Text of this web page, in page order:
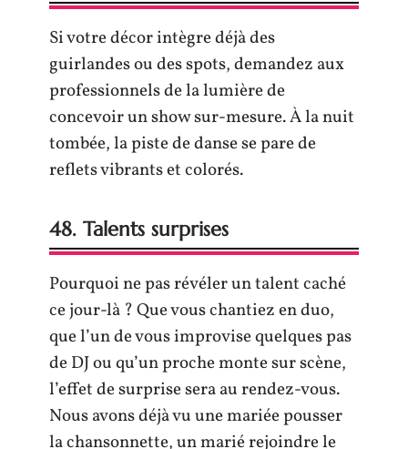
Si votre décor intègre déjà des
guirlandes ou des spots, demandez aux
professionnels de la lumière de
concevoir un show sur-mesure. À la nuit
tombée, la piste de danse se pare de
reflets vibrants et colorés.
48. Talents surprises
Pourquoi ne pas révéler un talent caché
ce jour-là ? Que vous chantiez en duo,
que l’un de vous improvise quelques pas
de DJ ou qu’un proche monte sur scène,
l’effet de surprise sera au rendez-vous.
Nous avons déjà vu une mariée pousser
la chansonnette, un marié rejoindre le